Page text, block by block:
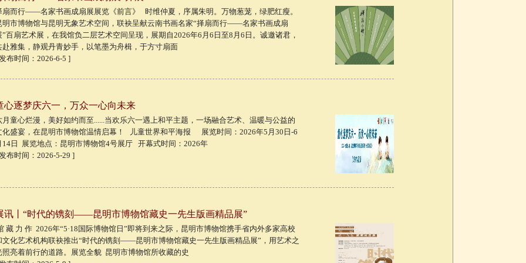
扇而行——名家书画成扇展展览《前言》 时维仲夏，序属朱明。万物葱茏，绿肥红瘦。
明市博物馆与昆明无象艺术空间，联袂呈献云南书画名家“择扇而行——名家书画成扇
”百扇艺术展，在我馆负二层艺术空间呈现，展期自2026年6月6日至8月6日。诚邀诸君，
赴雅集，静观丹青妙手，以笔墨为舟楫，于方寸扇面
布时间：2026-6-5 ]
心逐梦庆六一，万众一心向未来
月童心烂漫，美好如约而至......当欢乐六一遇上和平主题，一场融合艺术、温暖与公益的
化盛宴，在昆明市博物馆温情启幕！ 儿童世界和平海报 展览时间：2026年5月30日-6
14日 展览地点：昆明市博物馆4号展厅 开幕式时间：2026年
布时间：2026-5-29 ]
讯丨“时代的镌刻——昆明市博物馆藏史一先生版画精品展”
藏 力 作 2026年“5·18国际博物馆日”即将到来之际，昆明市博物馆携手省内外多家高校
文化艺术机构联袂推出“时代的镌刻——昆明市博物馆藏史一先生版画精品展”，用艺术之
照亮着前行的道路。展览全貌 昆明市博物馆所收藏的史